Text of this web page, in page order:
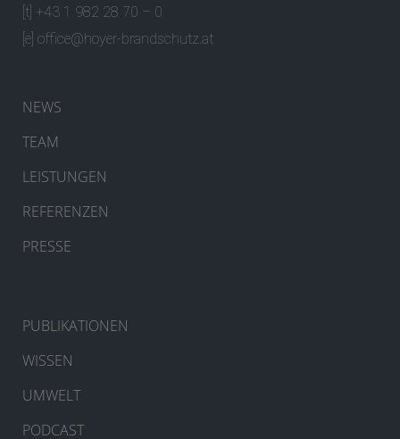
[t] +43 1 982 28 70 – 0
[e] office@hoyer-brandschutz.at
NEWS
TEAM
LEISTUNGEN
REFERENZEN
PRESSE
PUBLIKATIONEN
WISSEN
UMWELT
PODCAST